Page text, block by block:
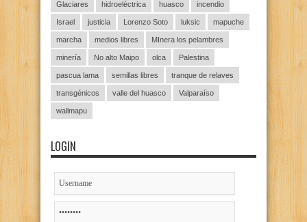
Glaciares hidroeléctrica huasco incendio
Israel justicia Lorenzo Soto luksic mapuche
marcha medios libres MInera los pelambres
minería No alto Maipo olca Palestina
pascua lama semillas libres tranque de relaves
transgénicos valle del huasco Valparaíso
wallmapu
LOGIN